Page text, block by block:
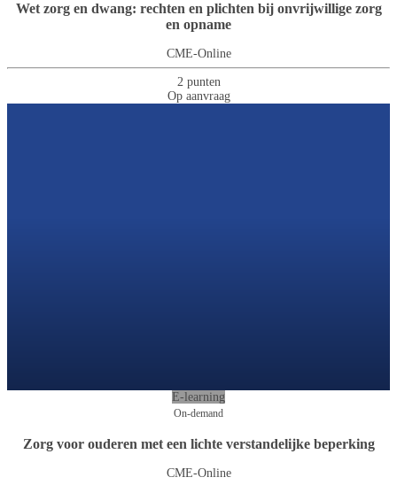
Wet zorg en dwang: rechten en plichten bij onvrijwillige zorg
en opname
CME-Online
2 punten
Op aanvraag
E-learning
On-demand
Zorg voor ouderen met een lichte verstandelijke beperking
CME-Online